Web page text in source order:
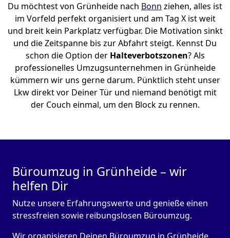
Du möchtest von Grünheide nach Bonn ziehen, alles ist
im Vorfeld perfekt organisiert und am Tag X ist weit
und breit kein Parkplatz verfügbar. Die Motivation sinkt
und die Zeitspanne bis zur Abfahrt steigt. Kennst Du
schon die Option der Halteverbotszonen? Als
professionelles Umzugsunternehmen in Grünheide
kümmern wir uns gerne darum. Pünktlich steht unser
Lkw direkt vor Deiner Tür und niemand benötigt mit
der Couch einmal, um den Block zu rennen.
Büroumzug in Grünheide – wir
helfen Dir
Nutze unsere Erfahrungswerte und genieße einen
stressfreien sowie reibungslosen Büroumzug.